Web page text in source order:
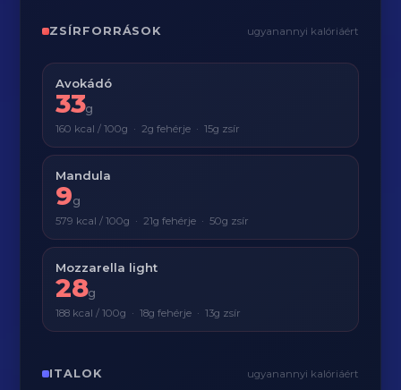
ZSÍRFORRÁSOK ugyanannyi kalóriáért
Avokádó
33g
160 kcal / 100g · 2g fehérje · 15g zsír
Mandula
9g
579 kcal / 100g · 21g fehérje · 50g zsír
Mozzarella light
28g
188 kcal / 100g · 18g fehérje · 13g zsír
ITALOK ugyanannyi kalóriáért